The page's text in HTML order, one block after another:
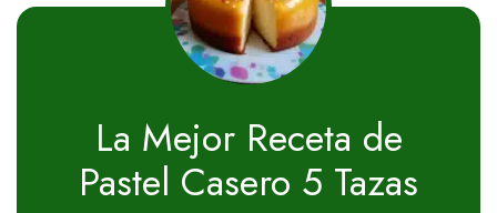
La Mejor Receta de
Pastel Casero 5 Tazas